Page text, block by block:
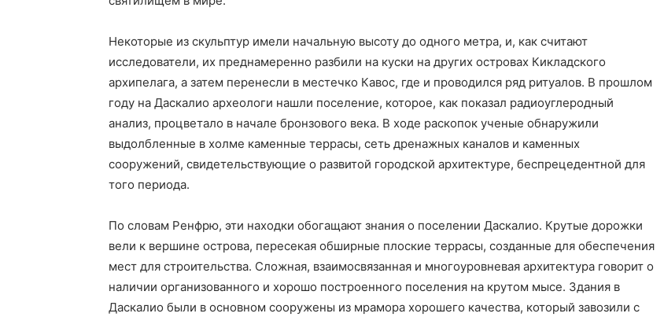
Некоторые из скульптур имели начальную высоту до одного метра, и, как считают
исследователи, их преднамеренно разбили на куски на других островах Кикладского
архипелага, а затем перенесли в местечко Кавос, где и проводился ряд ритуалов. В прошлом
году на Даскалио археологи нашли поселение, которое, как показал радиоуглеродный
анализ, процветало в начале бронзового века. В ходе раскопок ученые обнаружили
выдолбленные в холме каменные террасы, сеть дренажных каналов и каменных
сооружений, свидетельствующие о развитой городской архитектуре, беспрецедентной для
того периода.
По словам Ренфрю, эти находки обогащают знания о поселении Даскалио. Крутые дорожки
вели к вершине острова, пересекая обширные плоские террасы, созданные для обеспечения
мест для строительства. Сложная, взаимосвязанная и многоуровневая архитектура говорит о
наличии организованного и хорошо построенного поселения на крутом мысе. Здания в
Даскалио были в основном сооружены из мрамора хорошего качества, который завозили с